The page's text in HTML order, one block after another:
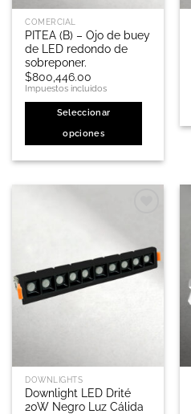
producto
COMERCIAL
PITEA (B) – Ojo de buey
de LED redondo de
sobreponer.
$800,446.00
Impuestos incluidos
Seleccionar
opciones
tiene
se
pueden
elegir
producto
DOWNLIGHTS
Downlight LED Drité
20W Negro Luz Cálida